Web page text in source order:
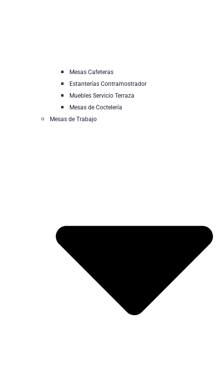
Mesas Cafeteras
Estanterías Contramostrador
Muebles Servicio Terraza
Mesas de Coctelería
Mesas de Trabajo